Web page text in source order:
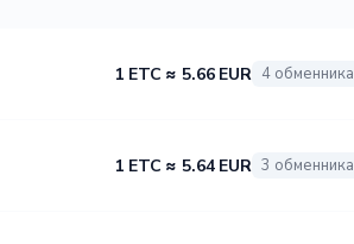
1 ETC ≈ 5.66 EUR 4 обменника
1 ETC ≈ 5.64 EUR 3 обменника